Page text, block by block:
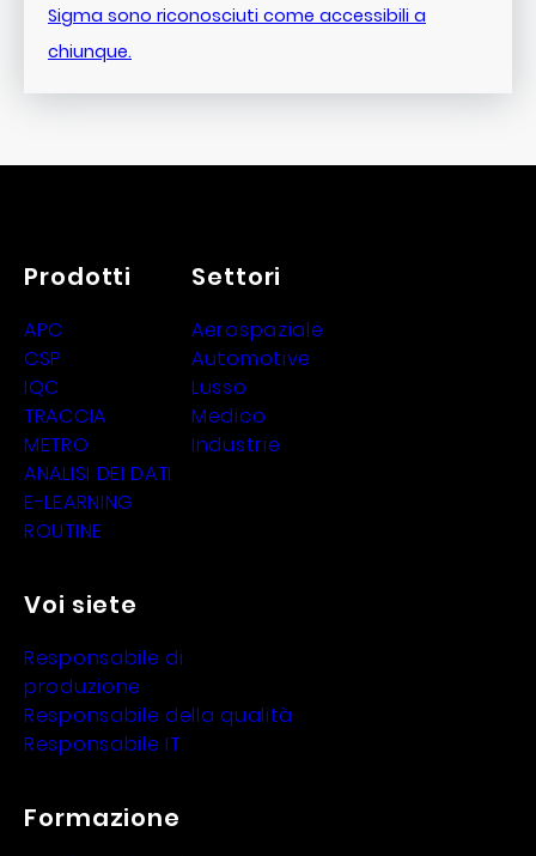
Sigma sono riconosciuti come accessibili a
chiunque.
Prodotti
APC
CSP
IQC
TRACCIA
METRO
ANALISI DEI DATI
E-LEARNING
ROUTINE
Settori
Aerospaziale
Automotive
Lusso
Medico
Industrie
Voi siete
Responsabile di
produzione
Responsabile della qualità
Responsabile IT
Formazione